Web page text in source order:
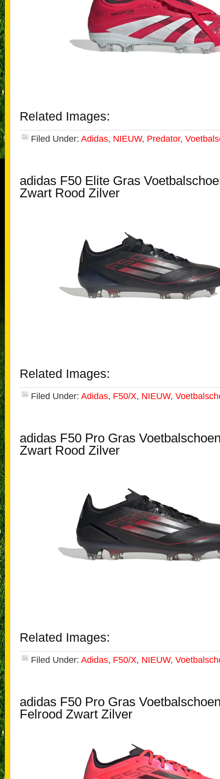
Related Images:
Filed Under: Adidas, NIEUW, Predator,
adidas F50 Elite Gras
Zwart Rood Zilver
Related Images:
Filed Under: Adidas, F50/X, NIEUW,
adidas F50 Pro Gras
Zwart Rood Zilver
Related Images:
Filed Under: Adidas, F50/X, NIEUW,
adidas F50 Pro Gras
Felrood Zwart Zilver